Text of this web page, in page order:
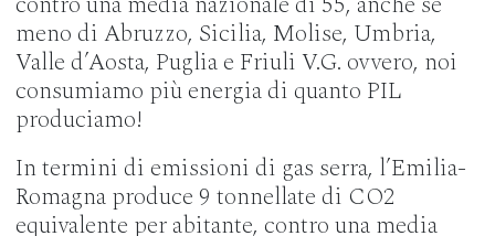
meno di Abruzzo, Sicilia, Molise, Umbria,
Valle d’Aosta, Puglia e Friuli V.G. ovvero, noi
consumiamo più energia di quanto PIL
produciamo!
In termini di emissioni di gas serra, l’Emilia-
Romagna produce 9 tonnellate di CO2
equivalente per abitante, contro una media